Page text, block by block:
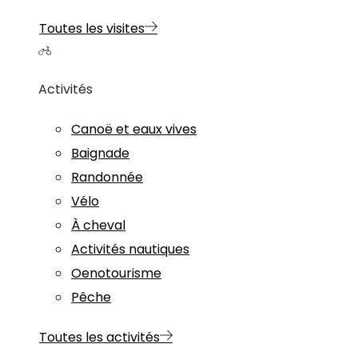
Toutes les visites
Activités
Canoë et eaux vives
Baignade
Randonnée
Vélo
À cheval
Activités nautiques
Oenotourisme
Pêche
Toutes les activités